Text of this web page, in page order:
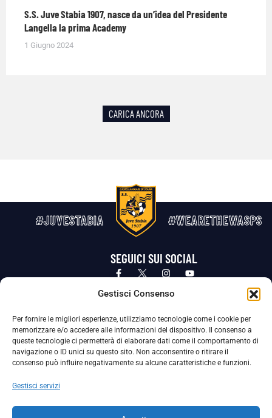
Gestisci Consenso
Per fornire le migliori esperienze, utilizziamo tecnologie come i cookie per
memorizzare e/o accedere alle informazioni del dispositivo. Il consenso a
queste tecnologie ci permetterà di elaborare dati come il comportamento di
navigazione o ID unici su questo sito. Non acconsentire o ritirare il
consenso può influire negativamente su alcune caratteristiche e funzioni.
Gestisci servizi
S.S. Juve Stabia 1907, nasce da un’idea del Presidente
Langella la prima Academy
1 Giugno 2024
CARICA ANCORA
#JUVESTABIA #WEARETHEWASPS
SEGUICI SUI SOCIAL
Privacy Policy Cookie Policy
La Società ha nominato il Responsabile della Protezione dei Dati Personali (DPO), figura specializzata che vigila sulle modalità
adottate dalla nostra Società per tutelare i Suoi dati personali.
Per contattare il DPO può scrivere a